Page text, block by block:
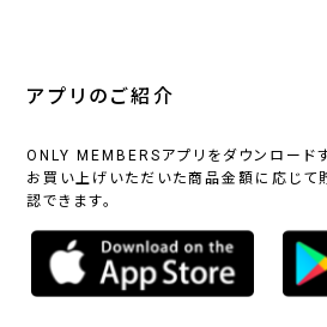
アプリのご紹介
ONLY MEMBERSアプリをダウンロードす
お買い上げいただいた商品金額に応じて
認できます。